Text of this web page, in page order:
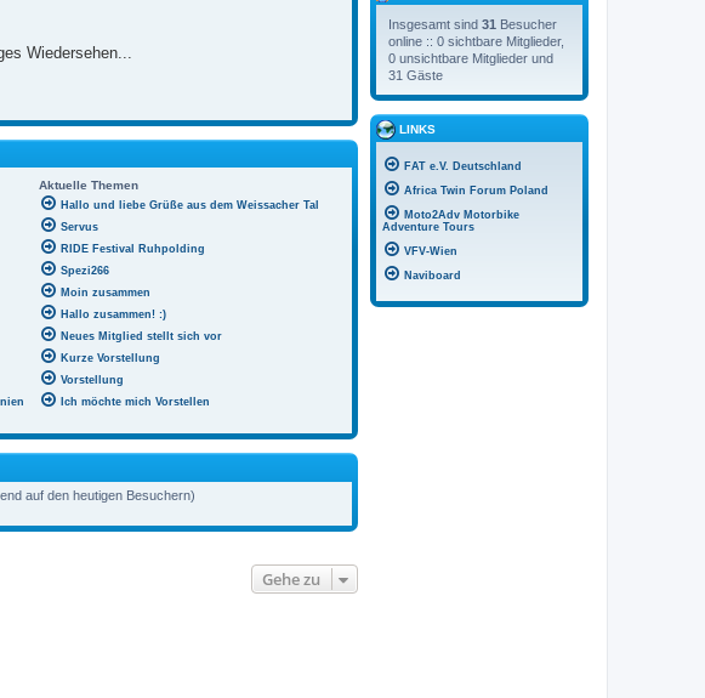
Wiedersehen...
Aktuelle Themen
Hallo und liebe Grüße aus dem Weissacher Tal
Servus
RIDE Festival Ruhpolding
Spezi266
Moin zusammen
Hallo zusammen! :)
Neues Mitglied stellt sich vor
Kurze Vorstellung
Vorstellung
Ich möchte mich Vorstellen
auf den heutigen Besuchern)
Gehe zu
Insgesamt sind 31 Besucher
online :: 0 sichtbare Mitglieder,
0 unsichtbare Mitglieder und
31 Gäste
LINKS
FAT e.V. Deutschland
Africa Twin Forum Poland
Moto2Adv Motorbike
Adventure Tours
VFV-Wien
Naviboard